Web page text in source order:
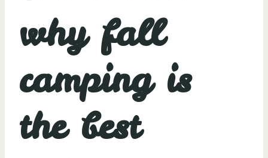
why fall
camping is
the best